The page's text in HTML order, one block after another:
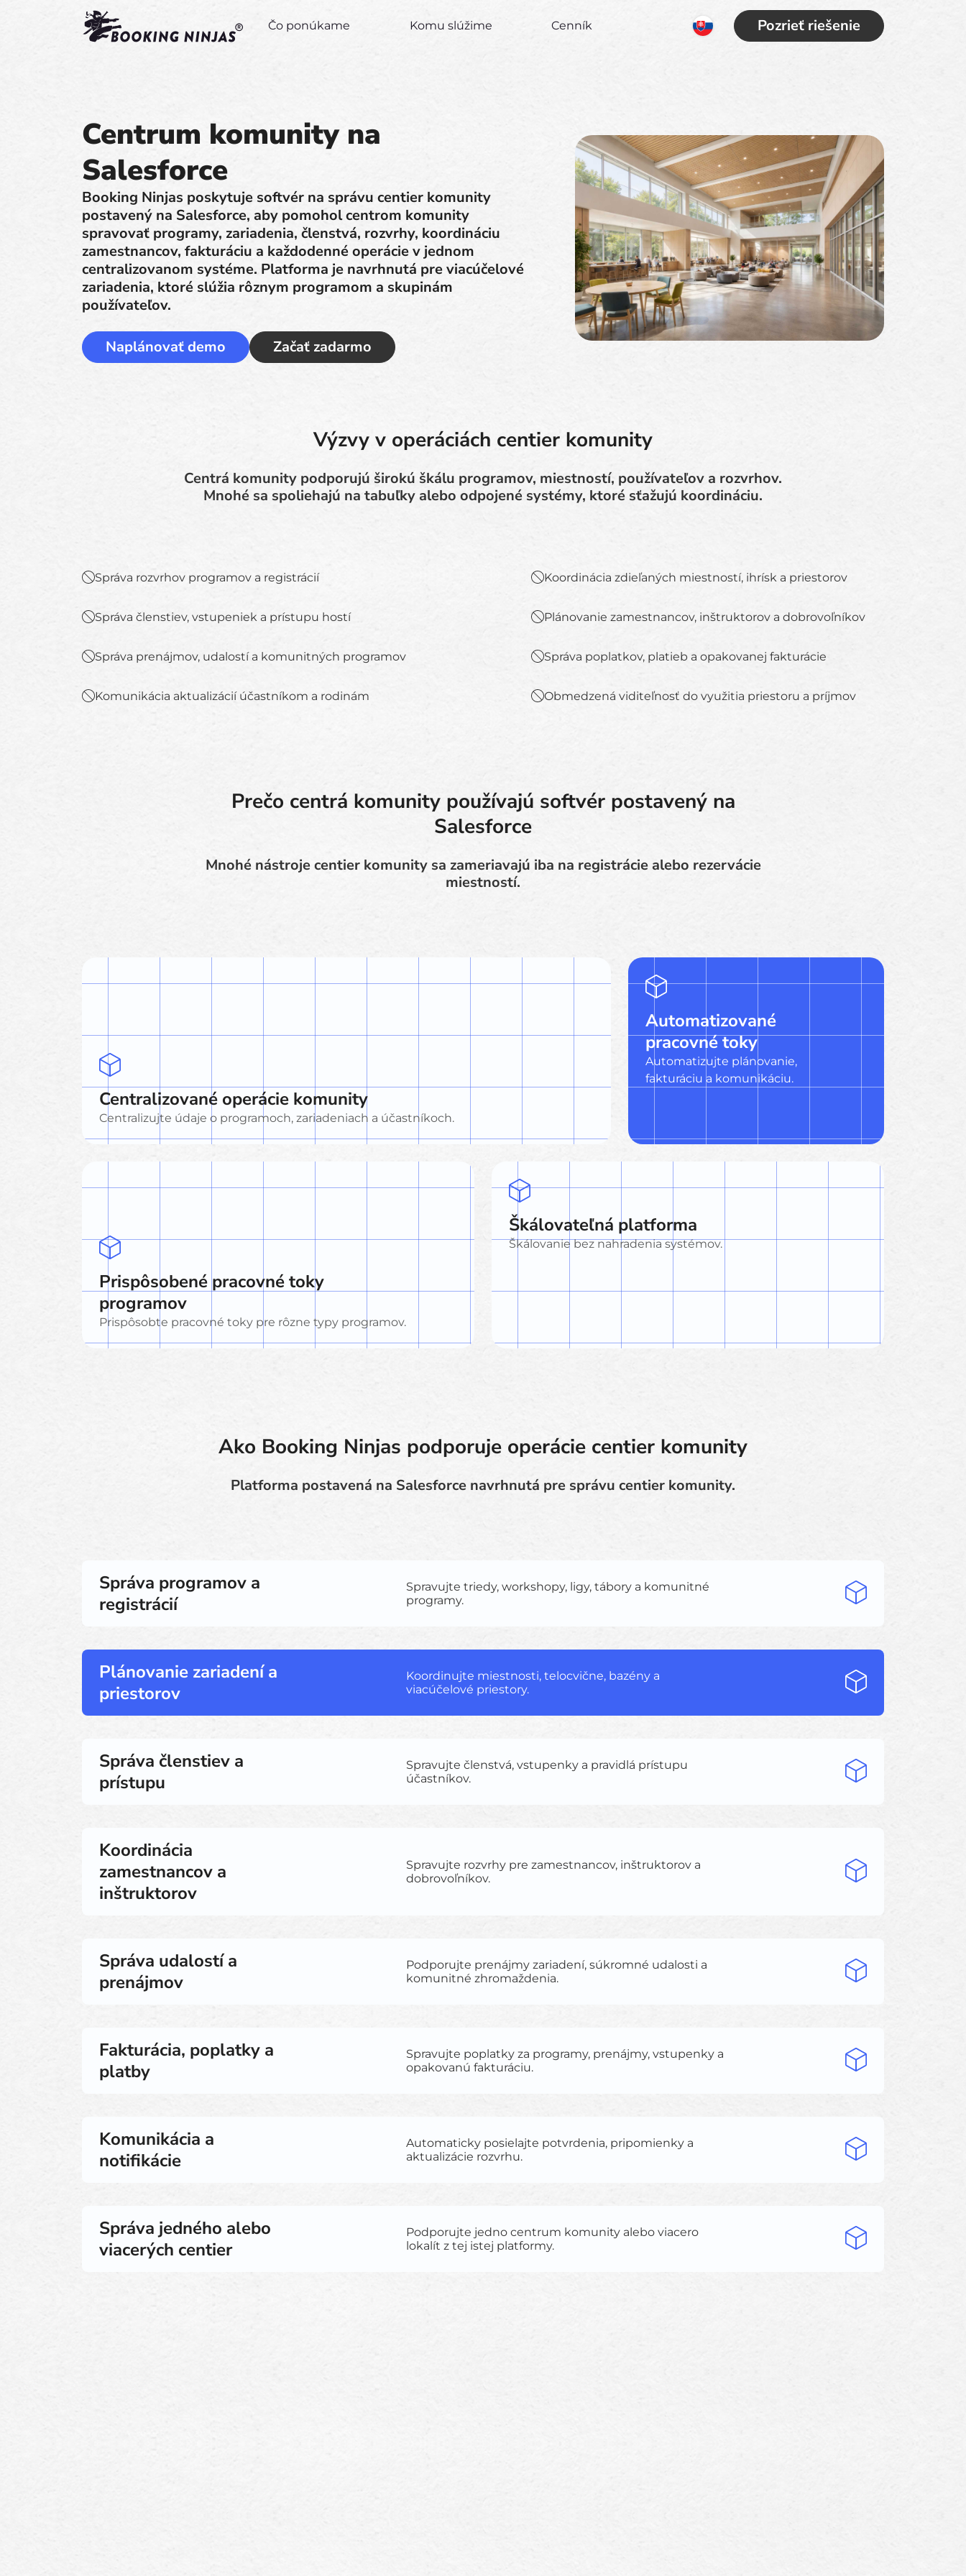
Pozrieť riešenie
Čo ponúkame Komu slúžime Cenník
Centrum komunity na
Salesforce
Booking Ninjas poskytuje softvér na správu centier komunity
postavený na Salesforce, aby pomohol centrom komunity
spravovať programy, zariadenia, členstvá, rozvrhy, koordináciu
zamestnancov, fakturáciu a každodenné operácie v jednom
centralizovanom systéme. Platforma je navrhnutá pre viacúčelové
zariadenia, ktoré slúžia rôznym programom a skupinám
používateľov.
Naplánovať demo Začať zadarmo
Výzvy v operáciách centier komunity
Centrá komunity podporujú širokú škálu programov, miestností, používateľov a rozvrhov.
Mnohé sa spoliehajú na tabuľky alebo odpojené systémy, ktoré sťažujú koordináciu.
Správa rozvrhov programov a registrácií Koordinácia zdieľaných miestností, ihrísk a priestorov
Správa členstiev, vstupeniek a prístupu hostí Plánovanie zamestnancov, inštruktorov a dobrovoľníkov
Správa prenájmov, udalostí a komunitných programov Správa poplatkov, platieb a opakovanej fakturácie
Komunikácia aktualizácií účastníkom a rodinám Obmedzená viditeľnosť do využitia priestoru a príjmov
Prečo centrá komunity používajú softvér postavený na
Salesforce
Mnohé nástroje centier komunity sa zameriavajú iba na registrácie alebo rezervácie
miestností.
Centralizované operácie komunity
Centralizujte údaje o programoch, zariadeniach a účastníkoch.
Automatizované
pracovné toky
Automatizujte plánovanie,
fakturáciu a komunikáciu.
Prispôsobené pracovné toky
programov
Prispôsobte pracovné toky pre rôzne typy programov.
Škálovateľná platforma
Škálovanie bez nahradenia systémov.
Ako Booking Ninjas podporuje operácie centier komunity
Platforma postavená na Salesforce navrhnutá pre správu centier komunity.
Správa programov a
registrácií
Spravujte triedy, workshopy, ligy, tábory a komunitné
programy.
Plánovanie zariadení a
priestorov
Koordinujte miestnosti, telocvične, bazény a
viacúčelové priestory.
Správa členstiev a
prístupu
Spravujte členstvá, vstupenky a pravidlá prístupu
účastníkov.
Koordinácia
zamestnancov a
inštruktorov
Spravujte rozvrhy pre zamestnancov, inštruktorov a
dobrovoľníkov.
Správa udalostí a
prenájmov
Podporujte prenájmy zariadení, súkromné udalosti a
komunitné zhromaždenia.
Fakturácia, poplatky a
platby
Spravujte poplatky za programy, prenájmy, vstupenky a
opakovanú fakturáciu.
Komunikácia a
notifikácie
Automaticky posielajte potvrdenia, pripomienky a
aktualizácie rozvrhu.
Správa jedného alebo
viacerých centier
Podporujte jedno centrum komunity alebo viacero
lokalít z tej istej platformy.